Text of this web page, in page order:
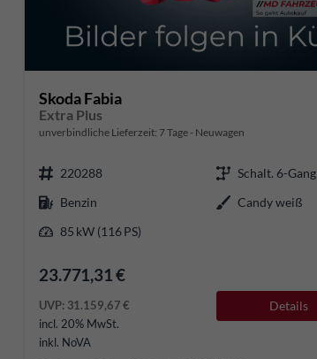
Skoda Fabia
Extra Plus
unverbindliche Lieferzeit: 7 Tage Neuwagen
220288
Schalt. 6-Gang
Benzin
Candy weiß
85 kW (116 PS)
23.771,31 €
UVP: 31.159,67 €
incl. 20% MwSt.
inkl. NoVA
Details